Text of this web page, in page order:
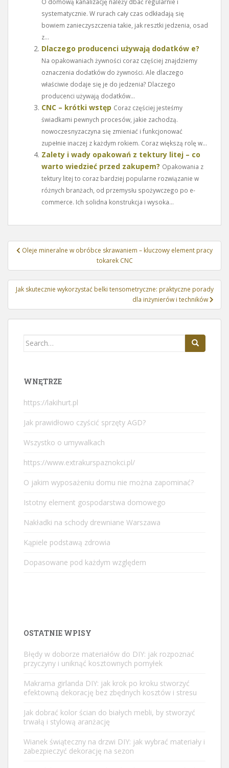
systematycznie. W rurach cały czas odkładają się
bowiem zanieczyszczenia takie, jak resztki jedzenia, osad
z...
Dlaczego producenci używają dodatków e?
Na opakowaniach żywności coraz częściej znajdziemy
oznaczenia dodatków do żywności. Ale dlaczego
właściwie dodaje się je do jedzenia? Dlaczego
producenci używają dodatków...
CNC – krótki wstęp Coraz częściej jesteśmy
świadkami pewnych procesów, jakie zachodzą.
nowoczesnyzaczyna się zmieniać i funkcjonować
zupełnie inaczej z każdym rokiem. Coraz większą rolę w...
Zalety i wady opakowań z tektury litej – co
warto wiedzieć przed zakupem? Opakowania z
tektury litej to coraz bardziej popularne rozwiązanie w
różnych branżach, od przemysłu spożywczego po e-
commerce. Ich solidna konstrukcja i wysoka...
Nawigacja
Oleje mineralne w obróbce skrawaniem – kluczowy element pracy
tokarek CNC
Jak skutecznie wykorzystać belki tensometryczne: praktyczne porady
dla inżynierów i techników
Search
WNĘTRZE
https://lakihurt.pl
Jak prawidłowo czyścić sprzęty AGD?
Wszystko o umywalkach
https://www.extrakurspaznokci.pl/
O jakim wyposażeniu domu nie można zapominać?
Istotny element gospodarstwa domowego
Nakładki na schody drewniane Warszawa
Kąpiele podstawą zdrowia
Dopasowane pod każdym względem
OSTATNIE WPISY
Błędy w doborze materiałów do DIY: jak rozpoznać
przyczyny i uniknąć kosztownych pomyłek
Makrama girlanda DIY: jak krok po kroku stworzyć
efektowną dekorację bez zbędnych kosztów i stresu
Jak dobrać kolor ścian do białych mebli, by stworzyć
trwałą i stylową aranżację
Wianek świąteczny na drzwi DIY: jak wybrać materiały i
zabezpieczyć dekorację na sezon